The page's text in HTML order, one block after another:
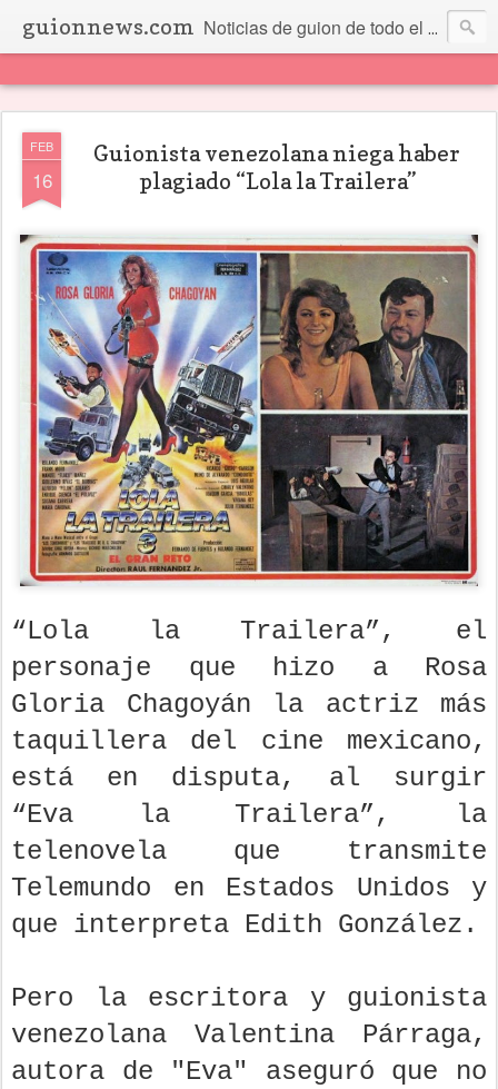
guionnews.com Noticias de guion de todo el mundo... Y más.
FEB
16
Guionista venezolana niega haber
plagiado “Lola la Trailera”
“Lola la Trailera”, el
personaje que hizo a Rosa
Gloria Chagoyán la actriz más
taquillera del cine mexicano,
está en disputa, al surgir
“Eva la Trailera”, la
telenovela que transmite
Telemundo en Estados Unidos y
que interpreta Edith González.
Pero la escritora y guionista
venezolana Valentina Párraga,
autora de "Eva" aseguró que no